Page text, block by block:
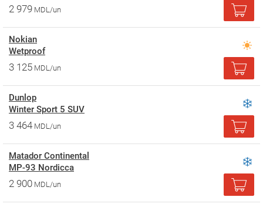
2 979 MDL/un
Nokian
Wetproof
3 125 MDL/un
Dunlop
Winter Sport 5 SUV
3 464 MDL/un
Matador Continental
MP-93 Nordicca
2 900 MDL/un